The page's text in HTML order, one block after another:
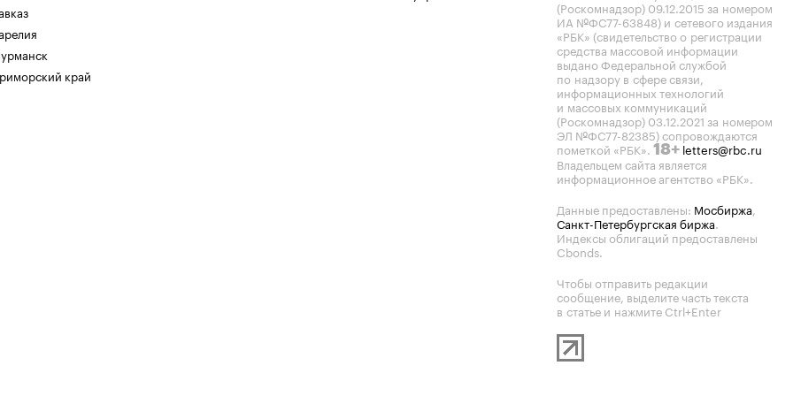
край
(Роскомнадзор) 09.12.2015 за номером
ИА №ФС77-63848) и сетевого издания
«РБК» (свидетельство о регистрации
средства массовой информации
выдано Федеральной службой
по надзору в сфере связи,
информационных технологий
и массовых коммуникаций
(Роскомнадзор) 03.12.2021 за номером
ЭЛ №ФС77-82385) сопровождаются
пометкой «РБК». 18+ letters@rbc.ru
Владельцем сайта является
информационное агентство «РБК».
Данные предоставлены: Мосбиржа,
Санкт-Петербургская биржа.
Индексы облигаций предоставлены
Cbonds.
Чтобы отправить редакции
сообщение, выделите часть текста
в статье и нажмите Ctrl+Enter